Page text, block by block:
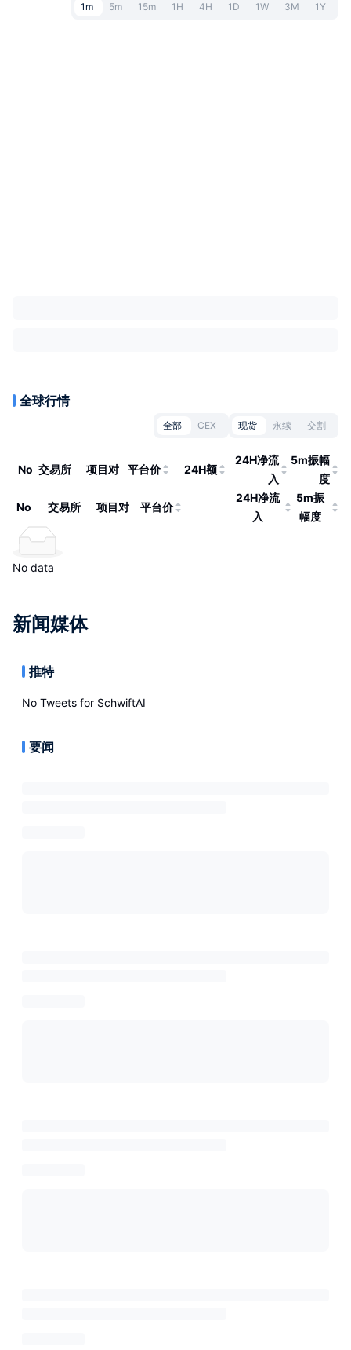
1m 5m 15m 1H 4H 1D 1W 3M 1Y
全球行情
全部 CEX 现货 永续 交割
No 交易所 项目对 平台价 24H额
24H净流
入
5m振幅
度
No 交易所 项目对 平台价
24H净流
入
5m振
幅度
No data
新闻媒体
推特
No Tweets for SchwiftAI
要闻